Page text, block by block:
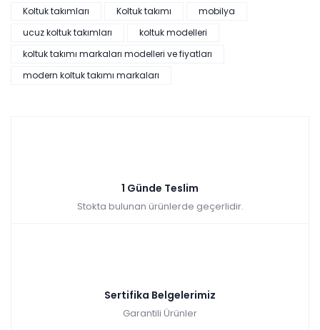
Bendis Koltuk Takımı - Antrasit - Bordo
Renkler yükleniyor…
₺42.222,00 45.990,00 TL
Koltuk takımları
Koltuk takımı
mobilya
ucuz koltuk takımları
koltuk modelleri
koltuk takımı markaları modelleri ve fiyatları
modern koltuk takımı markaları
1 Günde Teslim
Stokta bulunan ürünlerde geçerlidir.
Sertifika Belgelerimiz
Garantili Ürünler